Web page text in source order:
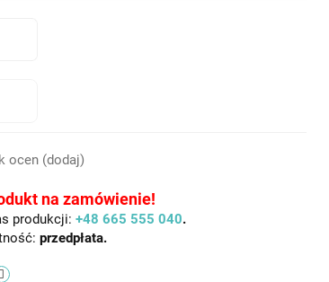
ocen (dodaj)
na zamówienie!
produkcji: +48 665 555 040.
przedpłata.